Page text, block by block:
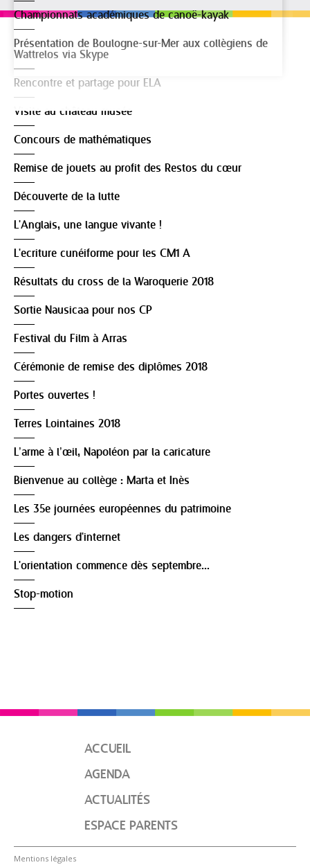
Championnats académiques de canoë-kayak
Présentation de Boulogne-sur-Mer aux collègiens de
Wattrelos via Skype
Rencontre et partage pour ELA
Visite au château musée
Concours de mathématiques
Remise de jouets au profit des Restos du cœur
Découverte de la lutte
L'Anglais, une langue vivante !
L'ecriture cunéiforme pour les CM1 A
Résultats du cross de la Waroquerie 2018
Sortie Nausicaa pour nos CP
Festival du Film à Arras
Cérémonie de remise des diplômes 2018
Portes ouvertes !
Terres Lointaines 2018
L’arme à l’œil, Napoléon par la caricature
Bienvenue au collège : Marta et Inès
Les 35e journées européennes du patrimoine
Les dangers d'internet
L'orientation commence dès septembre...
Stop-motion
ACCUEIL
AGENDA
ACTUALITÉS
ESPACE PARENTS
Mentions légales